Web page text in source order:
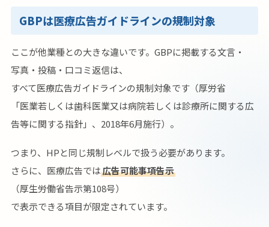
GBPは医療広告ガイドラインの規制対象
ここが他業種との大きな違いです。GBPに掲載する文言・
写真・投稿・口コミ返信は、
すべて医療広告ガイドラインの規制対象です（厚労省
「医業若しくは歯科医業又は病院若しくは診療所に関する広
告等に関する指針」、2018年6月施行）。
つまり、HPと同じ規制レベルで扱う必要があります。
さらに、医療広告では広告可能事項告示
（厚生労働省告示第108号）
で表示できる項目が限定されています。